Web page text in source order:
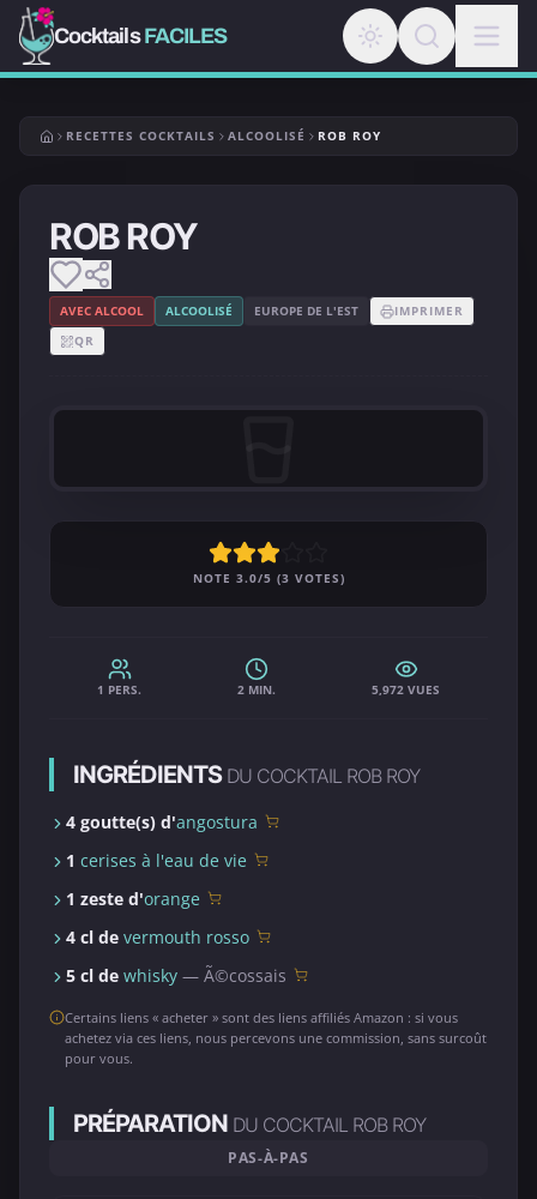
CocktailsFACILES
RECETTES COCKTAILS ALCOOLISÉ ROB ROY
ROB ROY
AVEC ALCOOL ALCOOLISÉ EUROPE DE L'EST
IMPRIMER
QR
NOTE 3.0/5 (3 VOTES)
1 PERS. 2 MIN. 5,972 VUES
INGRÉDIENTS DU COCKTAIL ROB ROY
4 goutte(s) d'angostura
1 cerises à l'eau de vie
1 zeste d'orange
4 cl de vermouth rosso
5 cl de whisky — Ã©cossais
Certains liens « acheter » sont des liens affiliés Amazon : si vous
achetez via ces liens, nous percevons une commission, sans surcoût
pour vous.
PRÉPARATION DU COCKTAIL ROB ROY
PAS-À-PAS